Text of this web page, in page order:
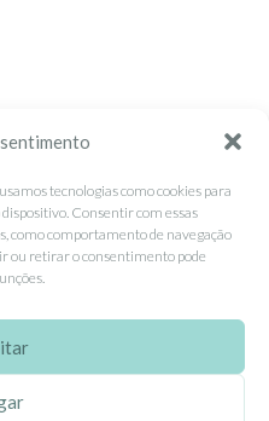
tecnologias como cookies para
Consentir com essas
como comportamento de navegação
ou retirar o consentimento pode